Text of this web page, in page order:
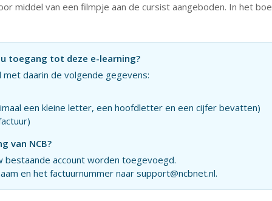
middel van een filmpje aan de cursist aangeboden. In het
toegang tot deze e-learning?
met daarin de volgende gegevens:
een kleine letter, een hoofdletter en een cijfer bevatten)
van NCB?
bestaande account worden toegevoegd.
en het factuurnummer naar support@ncbnet.nl.